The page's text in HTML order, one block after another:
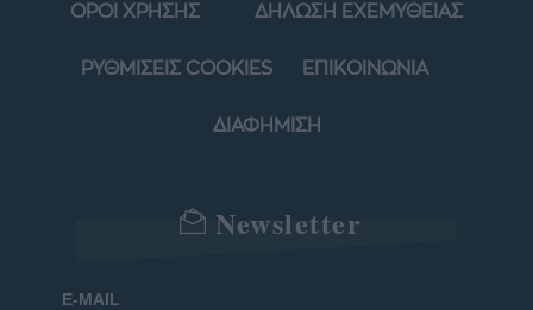
ΟΡΟΙ ΧΡΗΣΗΣ ΔΗΛΩΣΗ ΕΧΕΜΥΘΕΙΑΣ
ΡΥΘΜΙΣΕΙΣ COOKIES ΕΠΙΚΟΙΝΩΝΙΑ
ΔΙΑΦΗΜΙΣΗ
Newsletter